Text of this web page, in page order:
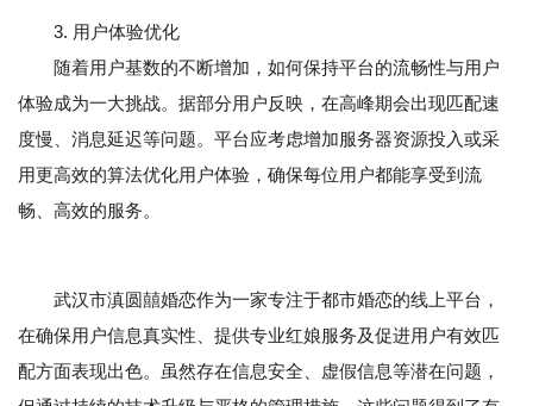
3. 用户体验优化
随着用户基数的不断增加，如何保持平台的流畅性与用户
体验成为一大挑战。据部分用户反映，在高峰期会出现匹配速
度慢、消息延迟等问题。平台应考虑增加服务器资源投入或采
用更高效的算法优化用户体验，确保每位用户都能享受到流
畅、高效的服务。
武汉市滇圆囍婚恋作为一家专注于都市婚恋的线上平台，
在确保用户信息真实性、提供专业红娘服务及促进用户有效匹
配方面表现出色。虽然存在信息安全、虚假信息等潜在问题，